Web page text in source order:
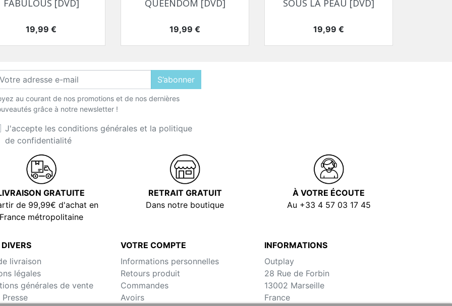
FABULOUS [DVD]
Prix
19,99 €
QUEENDOM [DVD]
Prix
19,99 €
SOUS LA PEAU [DVD]
Prix
19,99 €
S’abonner
au courant de nos promotions et de nos dernières
grâce à notre newsletter !
J'accepte les conditions générales et la politique
de confidentialité
GRATUITE
de 99,99€ d'achat en
métropolitaine
RETRAIT GRATUIT
Dans notre boutique
À VOTRE ÉCOUTE
Au +33 4 57 03 17 45
livraison
légales
générales de vente
VOTRE COMPTE
Informations personnelles
Retours produit
Commandes
Avoirs
INFORMATIONS
Outplay
28 Rue de Forbin
13002 Marseille
France